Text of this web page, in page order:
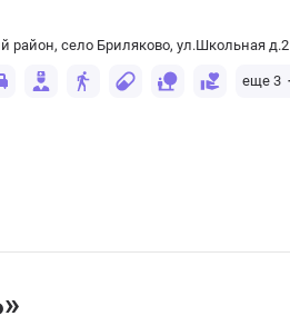
район, село Бриляково, ул.Школьная д.2
еще 3